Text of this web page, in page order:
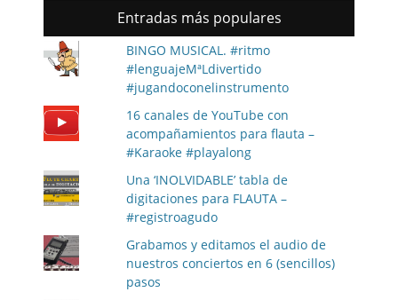
Entradas más populares
BINGO MUSICAL. #ritmo
#lenguajeMªLdivertido
#jugandoconelinstrumento
16 canales de YouTube con
acompañamientos para flauta –
#Karaoke #playalong
Una ‘INOLVIDABLE’ tabla de
digitaciones para FLAUTA –
#registroagudo
Grabamos y editamos el audio de
nuestros conciertos en 6 (sencillos)
pasos